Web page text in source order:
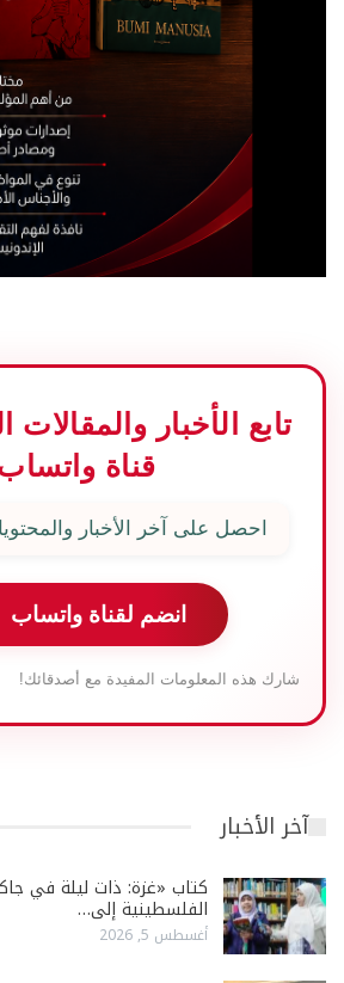
تابع الأخبار
قناة
احصل على آخر الأخبار
انضم لقناة واتساب
شارك هذه المعلومات المفيدة مع أصدقائك!
آخر الأخبار
كتاب «غزة: ذات ليلة في
الفلسطينية إلى…
أغسطس 5, 2026